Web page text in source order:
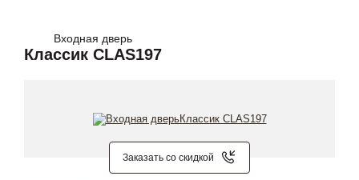
Входная дверь
Классик CLAS197
Заказать со скидкой